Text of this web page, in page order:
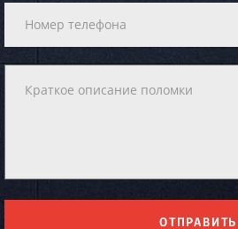
ОТПРАВИТЬ